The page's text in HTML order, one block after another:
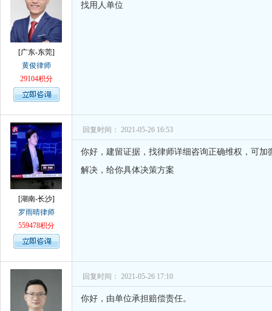
[广东-东莞]
黄俊律师
29104积分
找用人单位
[湖南-长沙]
罗雨晴律师
559478积分
回复时间： 2021-05-26 16:53
你好，建留证据，找律师详细咨询正确维权，可
解决，给你具体决策方案
回复时间： 2021-05-26 17:10
你好，由单位承担赔偿责任。